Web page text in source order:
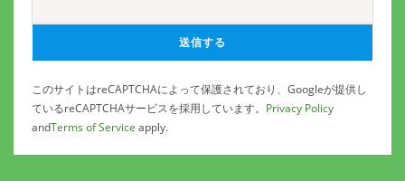
お客さまからお預かりした個人情報は、当社からのご連絡
や資料のご送付に利用いたします。
【個人情報の第三者への開示・提供の禁止】
このサイトはreCAPTCHAによって保護されており、Googleが提供し
ているreCAPTCHAサービスを採用しています。 Privacy Policy
andTerms of Service apply.